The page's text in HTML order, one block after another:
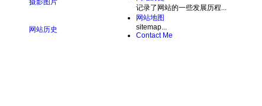
摄影图片
网站历史
记录了网站的一些发展历程...
网站地图
sitemap...
Contact Me